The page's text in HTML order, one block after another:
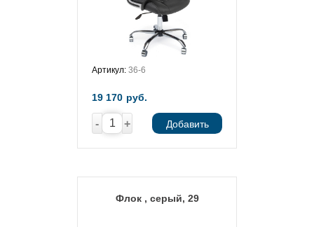
Артикул: 36-6
19 170 руб.
- + Добавить
Флок , серый, 29